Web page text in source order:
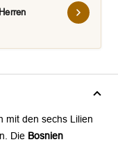
mit den sechs Lilien
Die Bosnien